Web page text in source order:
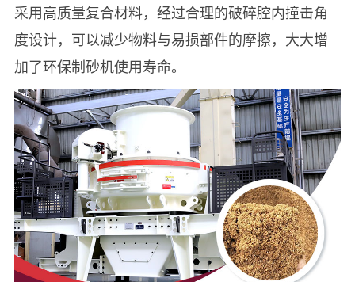
采用高质量复合材料，经过合理的破碎腔内撞击角
度设计，可以减少物料与易损部件的摩擦，大大增
加了环保制砂机使用寿命。